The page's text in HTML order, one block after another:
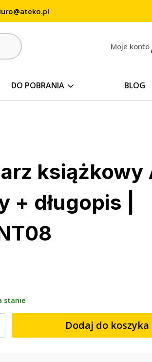
Moje konto
DO POBRANIA BLOG
książkowy
+ długopis |
stanie
Dodaj do koszyka